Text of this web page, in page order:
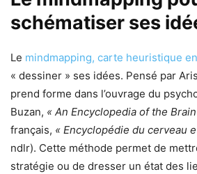
schématiser ses
Le mindmapping, carte heuristique
« dessiner » ses idées. Pensé par
prend forme dans l’ouvrage du
Buzan, « An Encyclopedia of the
français, « Encyclopédie du cerveau
ndlr). Cette méthode permet de
stratégie ou de dresser un état des